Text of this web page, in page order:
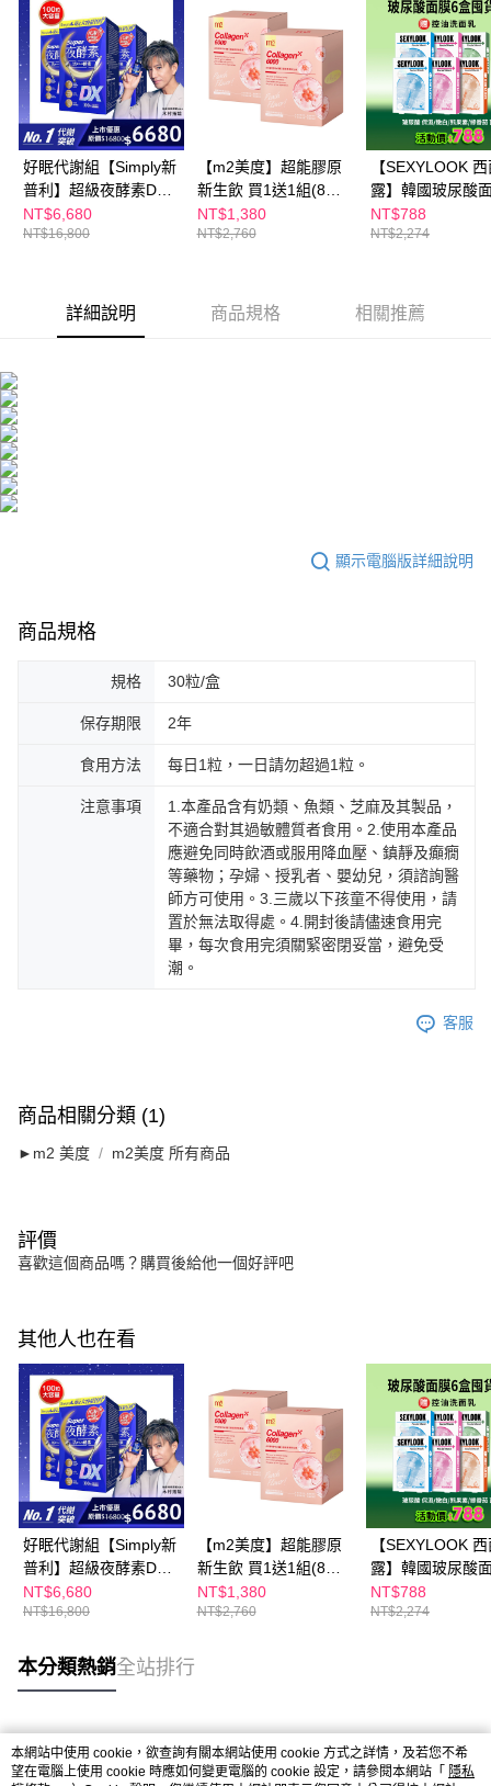
【注意事項】
１．透過由恩沛科技股份有限公司提供之「AFTEE先享後付」服務完成之交
易，需依本服務之必要範圍內提供個人資料，並將交易相關給付款項請求債
權轉讓予恩沛科技股份有限公司。
２．關於個人資料處理事宜，請瀏覽以下網址：
https://aftee.tw/terms/#terms3
３．未成年的使用者請事先徵得法定代理人或監護人之同意方可使用
「AFTEE先享後付」，若未經同意申辦者引起之損失，本公司不負相關責
任。
４．使用「AFTEE先享後付」時，將依據個別帳號之用戶狀況，依本公司即
時審查核予不同之上限額度；若仍有額度不足之情形，本公司將視審查結果
7-11付款取貨
每筆NT$100，滿NT$600(含以上)免運費
付款後7-11取貨
每筆NT$100，滿NT$600(含以上)免運費
宅配
每筆NT$100，滿NT$600(含以上)免運費
離島配送
海外配送 查看運費
好眠代謝組【Simply新
普利】超級夜酵素DX
100錠/盒x3盒 木村拓
哉 代言(日韓雙GABA
NT$6,680
NT$16,800
【m2美度】超能膠原
新生飲 買1送1組(8入/
盒.孫藝珍代言-膠原蛋
白)
NT$1,380
NT$2,760
【SEXYLOOK
露】韓國玻尿酸
盒組(鎖水/嫩白/
素/綠番茄)+贈乳
NT$788
NT$2,274
詳細說明 商品規格 相關推薦
顯示電腦版詳細說明
商品規格
規格 30粒/盒
保存期限 2年
食用方法 每日1粒，一日請勿超過1粒。
注意事項
1.本產品含有奶類、魚類、芝麻及其製品，
不適合對其過敏體質者食用。2.使用本產品
應避免同時飲酒或服用降血壓、鎮靜及癲癇
等藥物；孕婦、授乳者、嬰幼兒，須諮詢醫
師方可使用。3.三歲以下孩童不得使用，請
置於無法取得處。4.開封後請儘速食用完
畢，每次食用完須關緊密閉妥當，避免受
潮。
客服
商品相關分類 (1)
►m2 美度 m2美度 所有商品
評價
喜歡這個商品嗎？購買後給他一個好評吧
其他人也在看
好眠代謝組【Simply新
普利】超級夜酵素DX
100錠/盒x3盒 木村拓
哉 代言(日韓雙GABA
NT$6,680
NT$16,800
【m2美度】超能膠原
新生飲 買1送1組(8入/
盒.孫藝珍代言-膠原蛋
白)
NT$1,380
NT$2,760
【SEXYLOOK
露】韓國玻尿酸
盒組(鎖水/嫩白/
素/綠番茄)+贈乳
NT$788
NT$2,274
本分類熱銷全站排行
熱門標籤
本網站中使用 cookie，欲查詢有關本網站使用 cookie 方式之詳情，及若您不希
望在電腦上使用 cookie 時應如何變更電腦的 cookie 設定，請參閱本網站「 隱私